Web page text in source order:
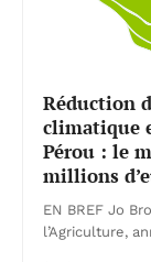
Réduction
climatique
Pérou : le
millions
EN BREF Jo
l’Agriculture,